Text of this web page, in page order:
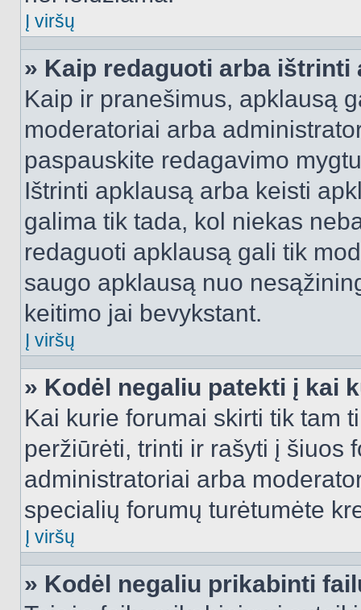
Į viršų
» Kaip redaguoti arba ištrinti
Kaip ir pranešimus, apklausą
moderatoriai arba
paspauskite redagavimo
Ištrinti apklausą arba keisti
galima tik tada, kol niekas
redaguoti apklausą gali tik
saugo apklausą nuo
keitimo jai bevykstant.
Į viršų
» Kodėl negaliu patekti į kai
Kai kurie forumai skirti tik tam
peržiūrėti, trinti ir rašyti į šiuos
administratoriai arba
specialių forumų turėtumėte
Į viršų
» Kodėl negaliu prikabinti